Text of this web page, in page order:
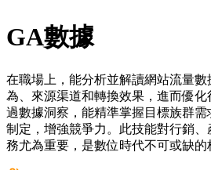
GA數據
在職場上，能分析並解讀網站流量
為、來源渠道和轉換效果，進而優
過數據洞察，能精準掌握目標族群
制定，增強競爭力。此技能對行銷
務尤為重要，是數位時代不可或缺的